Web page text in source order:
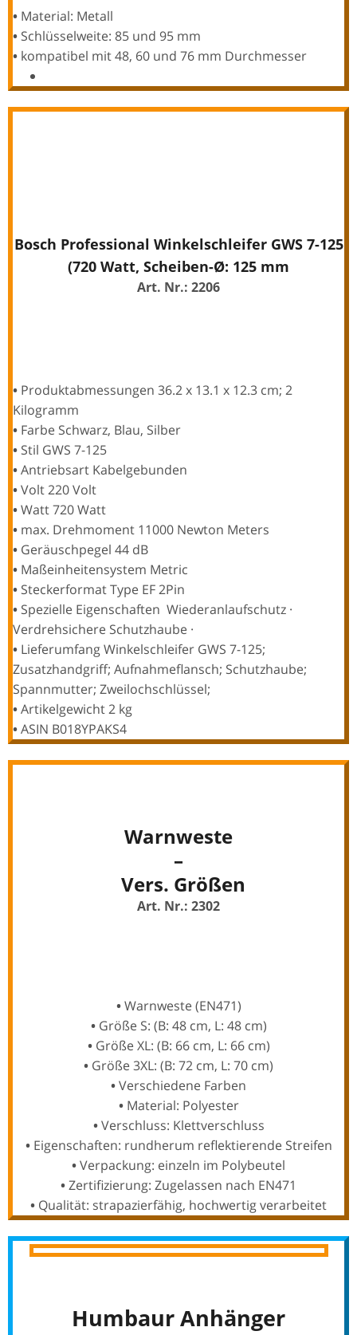
• Material: Metall
• Schlüsselweite: 85 und 95 mm
• kompatibel mit 48, 60 und 76 mm Durchmesser
Bosch Professional Winkelschleifer GWS 7-125
(720 Watt, Scheiben-Ø: 125 mm
Art. Nr.: 2206
• Produktabmessungen ‎36.2 x 13.1 x 12.3 cm; 2
Kilogramm
• Farbe ‎Schwarz, Blau, Silber
• Stil ‎GWS 7-125
•Antriebsart ‎Kabelgebunden
•Volt ‎220 Volt
•Watt ‎720 Watt
• max. Drehmoment ‎11000 Newton Meters
• Geräuschpegel ‎44 dB
• Maßeinheitensystem ‎Metric
• Steckerformat ‎Type EF 2Pin
• Spezielle Eigenschaften ‎ Wiederanlaufschutz ·
Verdrehsichere Schutzhaube ·
• Lieferumfang ‎Winkelschleifer GWS 7-125;
Zusatzhandgriff; Aufnahmeflansch; Schutzhaube;
Spannmutter; Zweilochschlüssel;
•Artikelgewicht ‎2 kg
•ASIN B018YPAKS4
Warnweste
–
Vers. Größen
Art. Nr.: 2302
•Warnweste (EN471)
• Größe S: (B: 48 cm, L: 48 cm)
•Größe XL: (B: 66 cm, L: 66 cm)
• Größe 3XL: (B: 72 cm, L: 70 cm)
•Verschiedene Farben
•Material: Polyester
•Verschluss: Klettverschluss
•Eigenschaften: rundherum reflektierende Streifen
•Verpackung: einzeln im Polybeutel
•Zertifizierung: Zugelassen nach EN471
• Qualität: strapazierfähig, hochwertig verarbeitet
Humbaur Anhänger